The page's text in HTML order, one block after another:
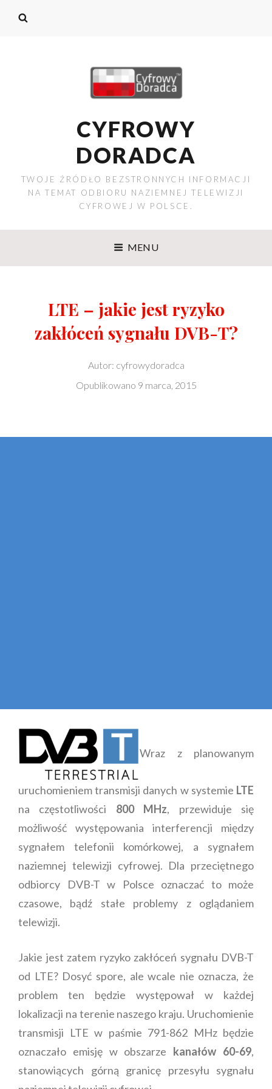
CYFROWY
DORADCA
TWOJE ŹRÓDŁO BEZSTRONNYCH INFORMACJI
NA TEMAT ODBIORU NAZIEMNEJ TELEWIZJI
CYFROWEJ W POLSCE.
MENU
LTE – jakie jest ryzyko
zakłóceń sygnału DVB-T?
Autor: cyfrowydoradca
Opublikowano 9 marca, 2015
Wraz z planowanym
uruchomieniem transmisji danych w systemie LTE
na częstotliwości 800 MHz, przewiduje się
możliwość występowania interferencji między
sygnałem telefonii komórkowej, a sygnałem
naziemnej telewizji cyfrowej. Dla przeciętnego
odbiorcy DVB-T w Polsce oznaczać to może
czasowe, bądź stałe problemy z oglądaniem
telewizji.
Jakie jest zatem ryzyko zakłóceń sygnału DVB-T
od LTE? Dosyć spore, ale wcale nie oznacza, że
problem ten będzie występował w każdej
lokalizacji na terenie naszego kraju. Uruchomienie
transmisji LTE w paśmie 791-862 MHz będzie
oznaczało emisję w obszarze kanałów 60-69,
stanowiących górną granicę przesyłu sygnału